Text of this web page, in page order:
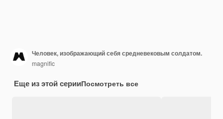
Человек, изображающий себя средневековым солдатом.
magnific
Еще из этой серииПосмотреть все